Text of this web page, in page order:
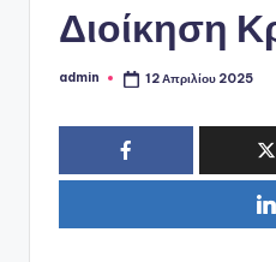
Διοίκηση
Συγγραφέας:
admin 12 Απριλίου 2025